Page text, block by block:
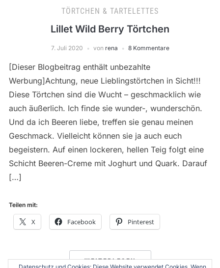
TÖRTCHEN & TARTELETTES
Lillet Wild Berry Törtchen
7. Juli 2020 von rena 8 Kommentare
[Dieser Blogbeitrag enthält unbezahlte
Werbung]Achtung, neue Lieblingstörtchen in Sicht!!!
Diese Törtchen sind die Wucht – geschmacklich wie
auch äußerlich. Ich finde sie wunder-, wunderschön.
Und da ich Beeren liebe, treffen sie genau meinen
Geschmack. Vielleicht können sie ja auch euch
begeistern. Auf einen lockeren, hellen Teig folgt eine
Schicht Beeren-Creme mit Joghurt und Quark. Darauf
[…]
Teilen mit:
X Facebook Pinterest
WEITERLESEN